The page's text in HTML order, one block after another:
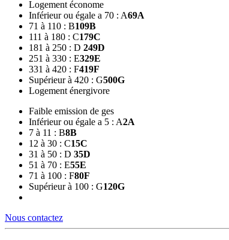
Logement économe
Inférieur ou égale a 70 : A69A
71 à 110 : B109B
111 à 180 : C179C
181 à 250 : D 249D
251 à 330 : E329E
331 à 420 : F419F
Supérieur à 420 : G500G
Logement énergivore
Faible emission de ges
Inférieur ou égale a 5 : A2A
7 à 11 : B8B
12 à 30 : C15C
31 à 50 : D 35D
51 à 70 : E55E
71 à 100 : F80F
Supérieur à 100 : G120G
Nous contactez